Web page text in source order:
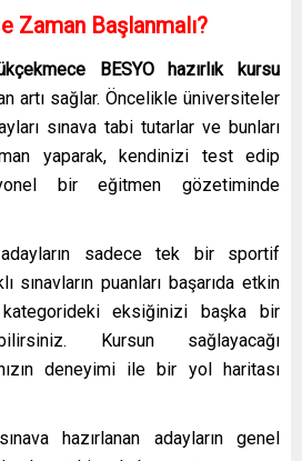
Zaman Başlanmalı?
BESYO hazırlık kursu
artı sağlar. Öncelikle üniversiteler
sınava tabi tutarlar ve bunları
yaparak, kendinizi test edip
bir eğitmen gözetiminde
adayların sadece tek bir sportif
sınavların puanları başarıda etkin
eksiğinizi başka bir
Kursun sağlayacağı
deneyimi ile bir yol haritası
hazırlanan adayların genel